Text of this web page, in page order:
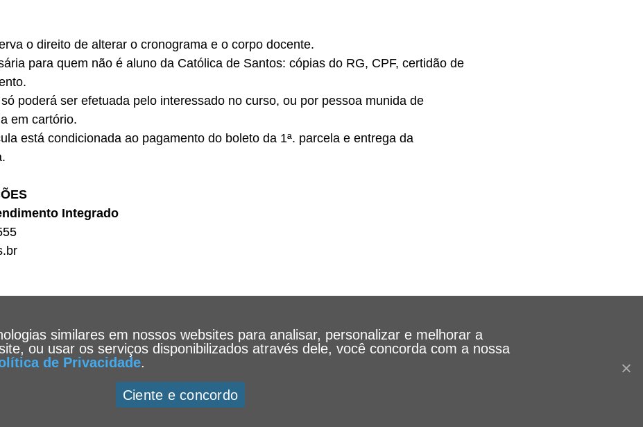
o direito de alterar o cronograma e o corpo docente.
para quem não é aluno da Católica de Santos: cópias do RG, CPF, certidão de
poderá ser efetuada pelo interessado no curso, ou por pessoa munida de
em cartório.
está condicionada ao pagamento do boleto da 1ª. parcela e entrega da
Integrado
similares em nossos websites para analisar, personalizar e melhorar a
ou usar os serviços disponibilizados através dele, você concorda com a nossa
de Privacidade.
Ciente e concordo